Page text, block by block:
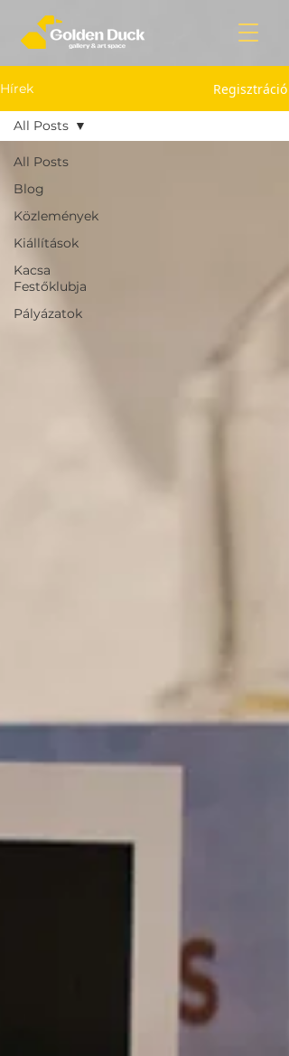
Hírek Regisztráció
All Posts
Blog
Közlemények
Kiállítások
Kacsa
Festőklubja
Pályázatok
All Posts